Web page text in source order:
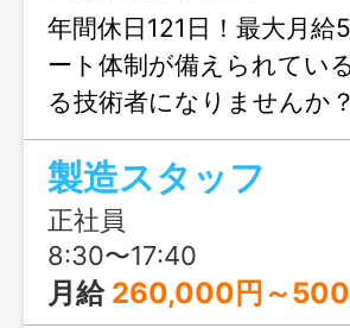
年間休日121日！最大月
ート体制が備えられてい
る技術者になりませんか？
製造スタッフ
正社員
8:30〜17:40
月給 260,000円～